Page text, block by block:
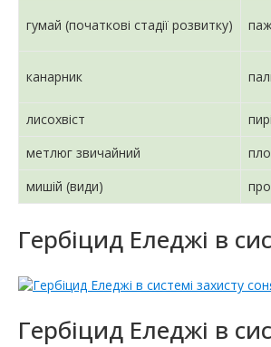
гумай (початкові стадії розвитку)
канарник
лисохвіст
метлюг звичайний
мишій (види)
Гербіцид Еледжі в
Гербіцид Еледжі в